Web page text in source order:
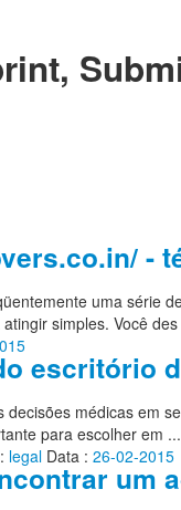
-
uma série
simples. Você
escritório
médicas em
para escolher em ...
legal Data : 26-02-2015
um